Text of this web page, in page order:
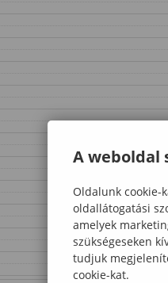
A weboldal
Oldalunk cookie-
oldallátogatási
amelyek
szükségeseken
tudjuk
cookie-kat.